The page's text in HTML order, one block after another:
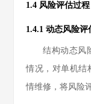
1.4 风险评估过程
1.4.1 动态风险评
结构动态风
情况，对单机结
情维修，将风险